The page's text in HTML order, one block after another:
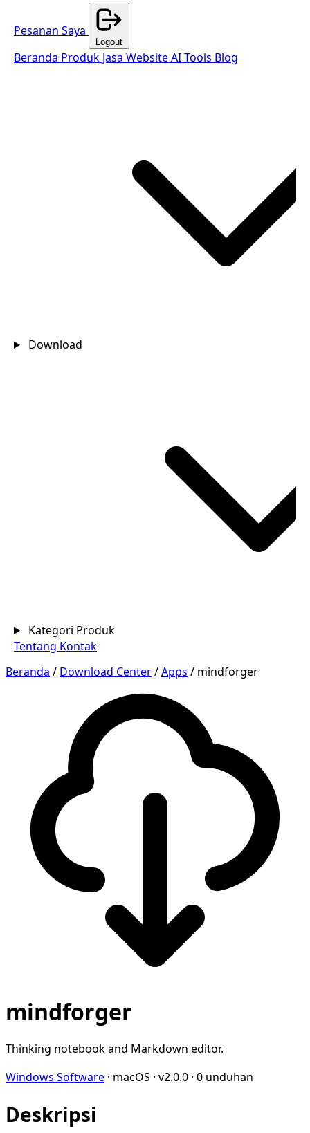
Pesanan Saya
Logout
Beranda Produk Jasa WebsiteAI Tools Blog
Download
Kategori Produk
Tentang Kontak
Beranda / Download Center/Apps / mindforger
mindforger
Thinking notebook and Markdown editor.
Windows Software · macOS · v2.0.0 · 0 unduhan
Deskripsi